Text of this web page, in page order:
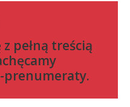
pełną treścią
prenumeraty.